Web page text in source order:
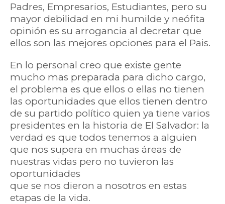
Padres, Empresarios, Estudiantes, pero su
mayor debilidad en mi humilde y neófita
opinión es su arrogancia al decretar que
ellos son las mejores opciones para el Pais.
En lo personal creo que existe gente
mucho mas preparada para dicho cargo,
el problema es que ellos o ellas no tienen
las oportunidades que ellos tienen dentro
de su partido político quien ya tiene varios
presidentes en la historia de El Salvador: la
verdad es que todos tenemos a alguien
que nos supera en muchas áreas de
nuestras vidas pero no tuvieron las
oportunidades
que se nos dieron a nosotros en estas
etapas de la vida.